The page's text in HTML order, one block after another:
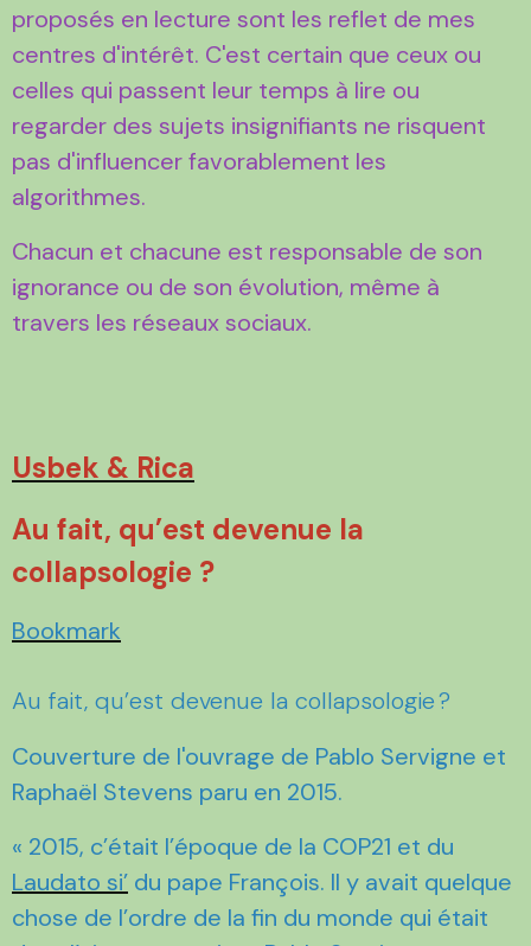
proposés en lecture sont les reflet de mes
centres d'intérêt. C'est certain que ceux ou
celles qui passent leur temps à lire ou
regarder des sujets insignifiants ne risquent
pas d'influencer favorablement les
algorithmes.
Chacun et chacune est responsable de son
ignorance ou de son évolution, même à
travers les réseaux sociaux.
Usbek & Rica
Au fait, qu’est devenue la
collapsologie ?
Bookmark
Au fait, qu’est devenue la collapsologie ?
Couverture de l'ouvrage de Pablo Servigne et
Raphaël Stevens paru en 2015.
« 2015, c’était l’époque de la COP21 et du
Laudato si’ du pape François. Il y avait quelque
chose de l’ordre de la fin du monde qui était